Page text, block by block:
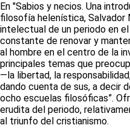
En "Sabios y necios. Una
filosofía helenística, Salvador
intelectual de un periodo en
constante de renovar y
al hombre en el centro de la
principales temas que
—la libertad, la
dando cuenta de sus, a decir
ocho escuelas filosóficas”.
erudita del periodo,
al triunfo del cristianismo.